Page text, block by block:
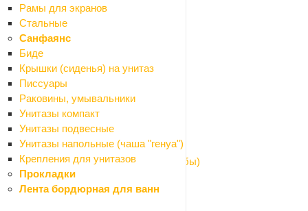
Рамы для экранов
Стальные
Санфаянс
Биде
Крышки (сиденья) на унитаз
Писсуары
Раковины, умывальники
Унитазы компакт
Унитазы подвесные
Унитазы напольные (чаша "генуа")
Крепления для унитазов
Прокладки
Лента бордюрная для ванн
Ревизия
Тройники
Трубы
Кровля и водостоки
Назад
Кровля и водостоки
Водосточная система металлическая
Козырьки
Поликарбонат
Профили для поликарбоната
Шайбы для поликарбоната (термошайбы)
Оргстекло
Пленки полиэтиленовые